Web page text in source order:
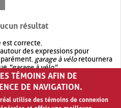
résultat
correcte.
des expressions pour
garage à véloretournera
"garage à vélo".
avec OR.garage OR vélo
résultat quegarage à vélo
TÉMOINS AFIN DE
DE NAVIGATION.
utilise des témoins de connexion